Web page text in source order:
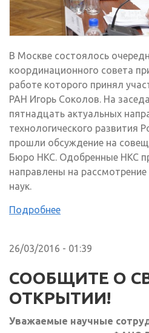
В Москве состоялось
координационного совета
работе которого принял
РАН Игорь Соколов. На
пятнадцать актуальных
технологического развития
прошли обсуждение на
Бюро НКС. Одобренные НКС
направлены на
наук.
Подробнее
26/03/2016 - 01:39
CООБЩИТЕ О
ОТКРЫТИИ!
Уважаемые научные